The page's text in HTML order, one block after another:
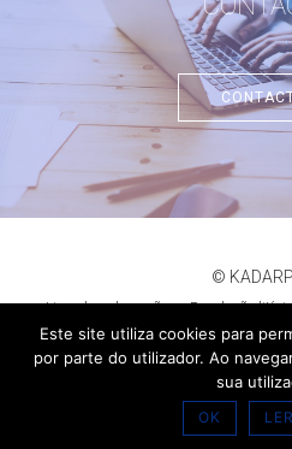
©
Livro de reclamações Resolução
criação de sites:
Este site utiliza cookies para
por parte do utilizador. Ao
sua
OK